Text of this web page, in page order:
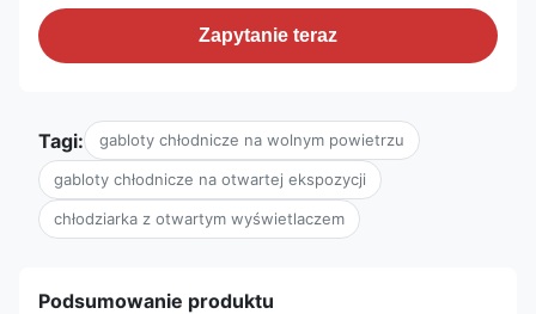
Zapytanie teraz
Tagi: gabloty chłodnicze na wolnym powietrzu
gabloty chłodnicze na otwartej ekspozycji
chłodziarka z otwartym wyświetlaczem
Podsumowanie produktu